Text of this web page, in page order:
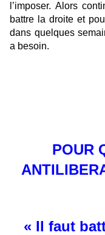
l’imposer. Alors
battre la droite et
dans quelques
a besoin.
POUR
« Il faut